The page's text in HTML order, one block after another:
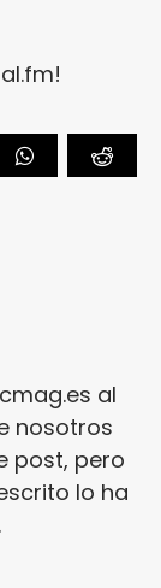
al
nosotros
post, pero
lo ha